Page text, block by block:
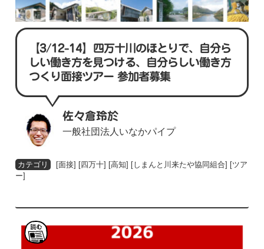
【3/12-14】四万十川のほとりで、自分ら
しい働き方を見つける、自分らしい働き方
つくり面接ツアー 参加者募集
佐々倉玲於
一般社団法人いなかパイプ
[面接] [四万十] [高知] [しまんと川来たや協同組合] [ツア
ー]
読